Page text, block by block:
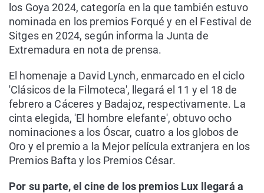
los Goya 2024, categoría en la que también estuvo
nominada en los premios Forqué y en el Festival de
Sitges en 2024, según informa la Junta de
Extremadura en nota de prensa.
El homenaje a David Lynch, enmarcado en el ciclo
'Clásicos de la Filmoteca', llegará el 11 y el 18 de
febrero a Cáceres y Badajoz, respectivamente. La
cinta elegida, 'El hombre elefante', obtuvo ocho
nominaciones a los Óscar, cuatro a los globos de
Oro y el premio a la Mejor película extranjera en los
Premios Bafta y los Premios César.
Por su parte, el cine de los premios Lux llegará a